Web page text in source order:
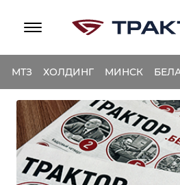
МТЗ ХОЛДИНГ МИНСК